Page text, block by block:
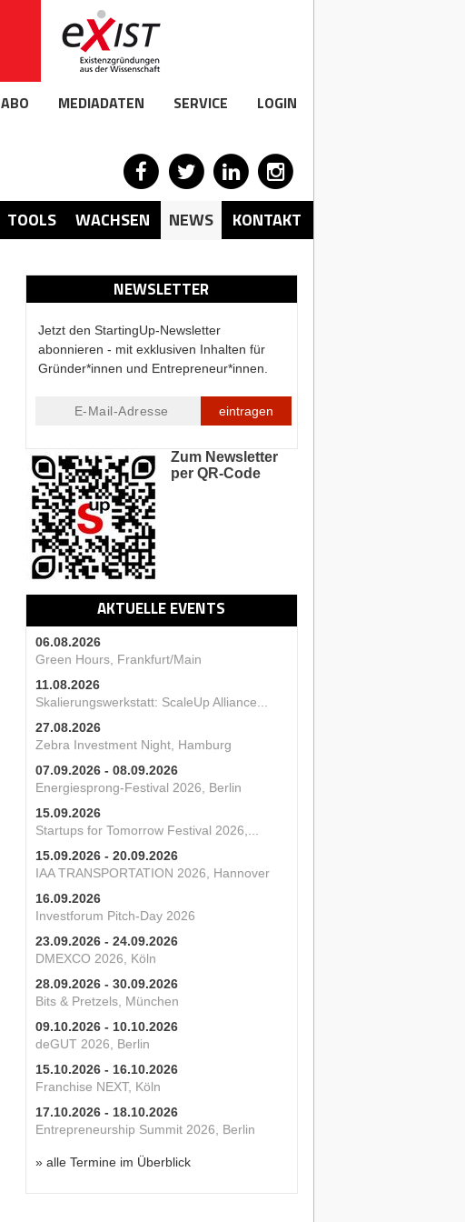
ABO MEDIADATEN SERVICE LOGIN
TOOLS WACHSEN NEWS KONTAKT
NEWSLETTER
Jetzt den StartingUp-Newsletter
abonnieren - mit exklusiven Inhalten für
Gründer*innen und Entrepreneur*innen.
eintragen
Zum Newsletter
per QR-Code
AKTUELLE EVENTS
06.08.2026
Green Hours, Frankfurt/Main
11.08.2026
Skalierungswerkstatt: ScaleUp Alliance...
27.08.2026
Zebra Investment Night, Hamburg
07.09.2026 - 08.09.2026
Energiesprong-Festival 2026, Berlin
15.09.2026
Startups for Tomorrow Festival 2026,...
15.09.2026 - 20.09.2026
IAA TRANSPORTATION 2026, Hannover
16.09.2026
Investforum Pitch-Day 2026
23.09.2026 - 24.09.2026
DMEXCO 2026, Köln
28.09.2026 - 30.09.2026
Bits & Pretzels, München
09.10.2026 - 10.10.2026
deGUT 2026, Berlin
15.10.2026 - 16.10.2026
Franchise NEXT, Köln
17.10.2026 - 18.10.2026
Entrepreneurship Summit 2026, Berlin
» alle Termine im Überblick